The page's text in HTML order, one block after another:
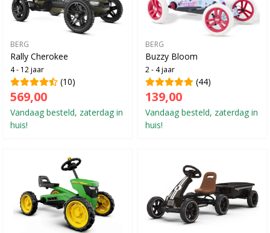
BERG
Rally Cherokee
4 - 12 jaar
(10)
569,00
Vandaag besteld, zaterdag in
huis!
BERG
Buzzy Bloom
2 - 4 jaar
(44)
139,00
Vandaag besteld, zaterdag in
huis!